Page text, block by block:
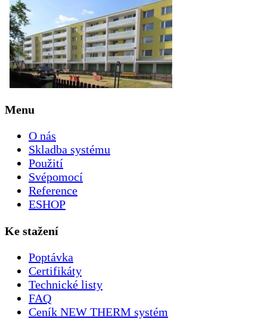
Menu
O nás
Skladba systému
Použití
Svépomocí
Reference
ESHOP
Ke stažení
Poptávka
Certifikáty
Technické listy
FAQ
Ceník NEW THERM systém